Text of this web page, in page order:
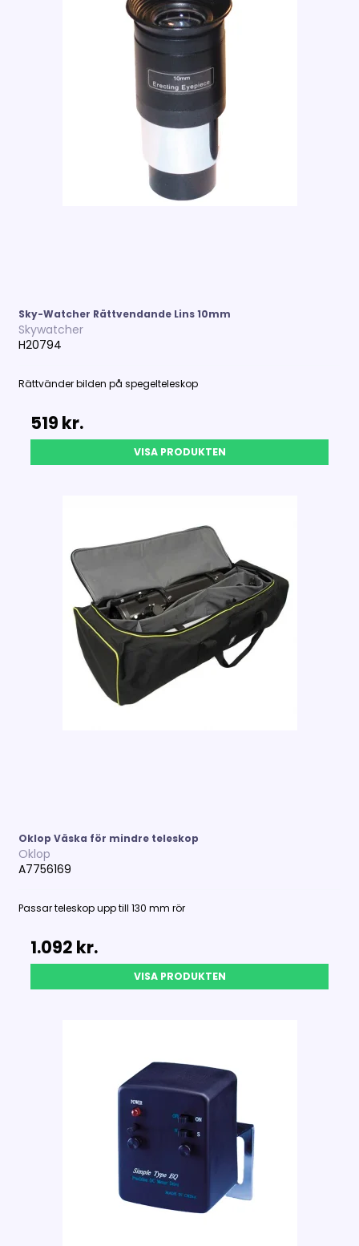
Sky-Watcher Rättvendande Lins 10mm
Skywatcher
H20794
Rättvänder bilden på spegelteleskop
519 kr.
VISA PRODUKTEN
Oklop Väska för mindre teleskop
Oklop
A7756169
Passar teleskop upp till 130 mm rör
1.092 kr.
VISA PRODUKTEN